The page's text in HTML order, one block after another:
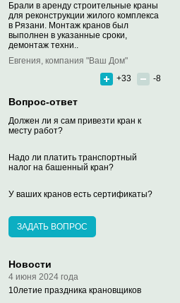
Брали в аренду строительные краны
для реконструкции жилого комплекса
в Рязани. Монтаж кранов был
выполнен в указанные сроки,
демонтаж техни..
Евгения, компания "Ваш Дом"
+33
-8
Вопрос-ответ
Должен ли я сам привезти кран к
месту работ?
Надо ли платить транспортный
налог на башенный кран?
У ваших кранов есть сертификаты?
ЗАДАТЬ ВОПРОС
Новости
4 июня 2024 года
10летие праздника крановщиков